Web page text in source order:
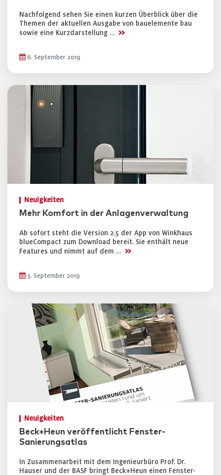
Nachfolgend sehen Sie einen kurzen Überblick über die
Themen der aktuellen Ausgabe von bauelemente bau
sowie eine Kurzdarstellung … >>
6. September 2019
Neuigkeiten
Mehr Komfort in der Anlagenverwaltung
Ab sofort steht die Version 2.5 der App von Winkhaus
blueCompact zum Download bereit. Sie enthält neue
Features und nimmt auf dem … >>
5. September 2019
Neuigkeiten
Beck+Heun veröffentlicht Fenster-
Sanierungsatlas
In Zusammenarbeit mit dem Ingenieurbüro Prof. Dr.
Hauser und der BASF bringt Beck+Heun einen Fenster-